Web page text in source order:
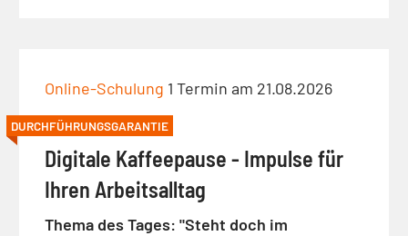
Online-Schulung 1 Termin am 21.08.2026
DURCHFÜHRUNGSGARANTIE
Digitale Kaffeepause - Impulse für
Ihren Arbeitsalltag
Thema des Tages: "Steht doch im